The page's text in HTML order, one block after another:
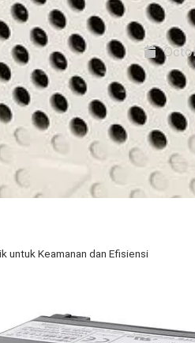
untuk Keamanan dan Efisiensi